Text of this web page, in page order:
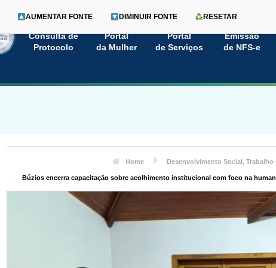
Consulta de
Protocolo
Portal
da Mulher
Portal
de Serviços
Emissão
de NFS-e
AUMENTAR FONTE DIMINUIR FONTE RESETAR
Home Desenvolvimento Social, Trabalho
Búzios encerra capacitação sobre acolhimento institucional com foco na